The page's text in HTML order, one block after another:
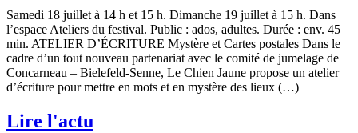
Samedi 18 juillet à 14 h et 15 h. Dimanche 19 juillet à 15 h. Dans
l’espace Ateliers du festival. Public : ados, adultes. Durée : env. 45
min. ATELIER D’ÉCRITURE Mystère et Cartes postales Dans le
cadre d’un tout nouveau partenariat avec le comité de jumelage de
Concarneau – Bielefeld-Senne, Le Chien Jaune propose un atelier
d’écriture pour mettre en mots et en mystère des lieux (…)
Lire l'actu